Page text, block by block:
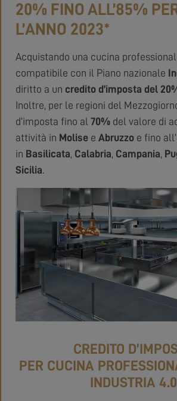
20% FINO ALL’85%
L’ANNO 2023*
Acquistando una cucina
compatibile con il Piano nazionale
diritto a un credito d’imposta del
Inoltre, per le regioni del
d’imposta fino al 70% del valore di
attività in Molise e Abruzzo e fino all’
in Basilicata, Calabria, Campania,
Sicilia.
CREDITO
PER CUCINA
INDUSTRIA 4.0